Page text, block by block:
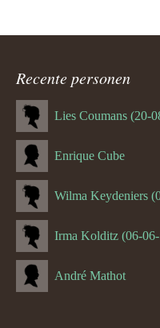
Recente personen
Lies Coumans (20-
Enrique Cube
Irma Kolditz (06-
André Mathot